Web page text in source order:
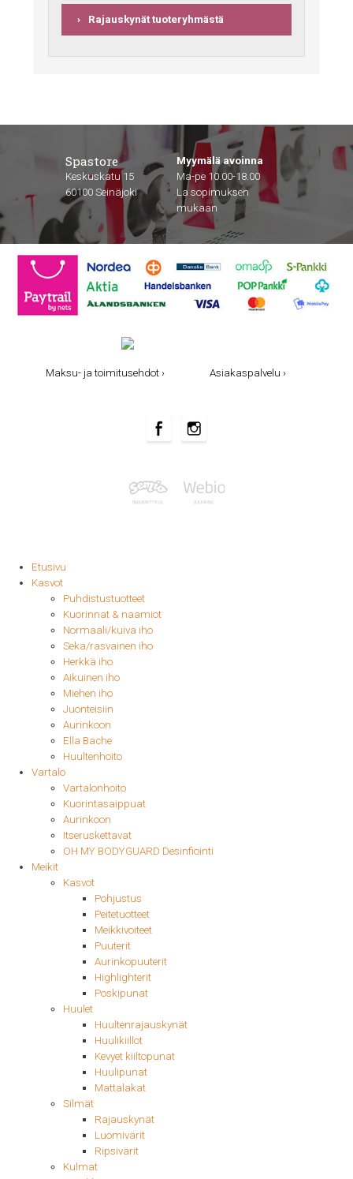
Rajauskynät tuoteryhmästä
Spastore
Keskuskatu 15
60100 Seinäjoki
Myymälä avoinna
Ma-pe 10.00-18.00
La sopimuksen
mukaan
Maksu- ja toimitusehdot › Asiakaspalvelu ›
Etusivu
Kasvot
Puhdistustuotteet
Kuorinnat & naamiot
Normaali/kuiva iho
Seka/rasvainen iho
Herkkä iho
Aikuinen iho
Miehen iho
Juonteisiin
Aurinkoon
Ella Bache
Huultenhoito
Vartalo
Vartalonhoito
Kuorintasaippuat
Aurinkoon
Itseruskettavat
OH MY BODYGUARD Desinfiointi
Meikit
Kasvot
Pohjustus
Peitetuotteet
Meikkivoiteet
Puuterit
Aurinkopuuterit
Highlighterit
Poskipunat
Huulet
Huultenrajauskynät
Huulikiillot
Kevyet kiiltopunat
Huulipunat
Mattalakat
Silmät
Rajauskynät
Luomivärit
Ripsivärit
Kulmat